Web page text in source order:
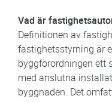
Vad är
Definitionen av
fastighetsstyrning är
byggförordningen ett
med anslutna
byggnaden. Det